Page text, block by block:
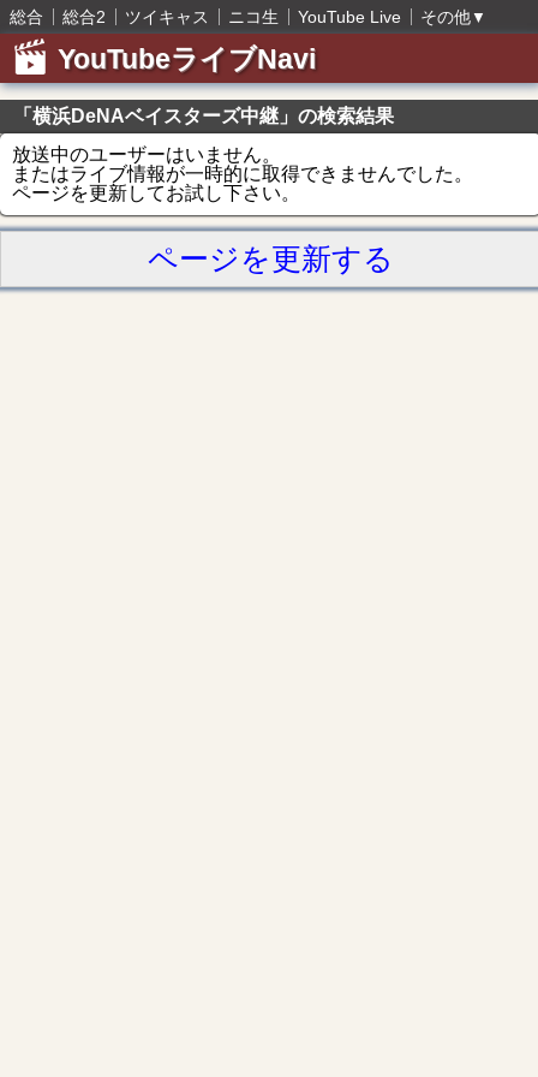
総合 総合2 ツイキャス ニコ生 YouTube Live その他▼
YouTubeライブNavi
「横浜DeNAベイスターズ中継」の検索結果
放送中のユーザーはいません。
またはライブ情報が一時的に取得できませんでした。
ページを更新してお試し下さい。
ページを更新する